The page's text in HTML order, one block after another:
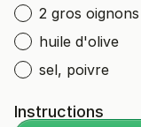
2 gros oignons
huile d'olive
sel, poivre
Instructions